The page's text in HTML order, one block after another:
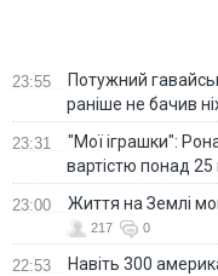
23:55
Потужний
раніше не бачив
23:31
"Мої іграшки":
вартістю понад
23:00 Життя на Землі
217 0
22:53
Навіть 300